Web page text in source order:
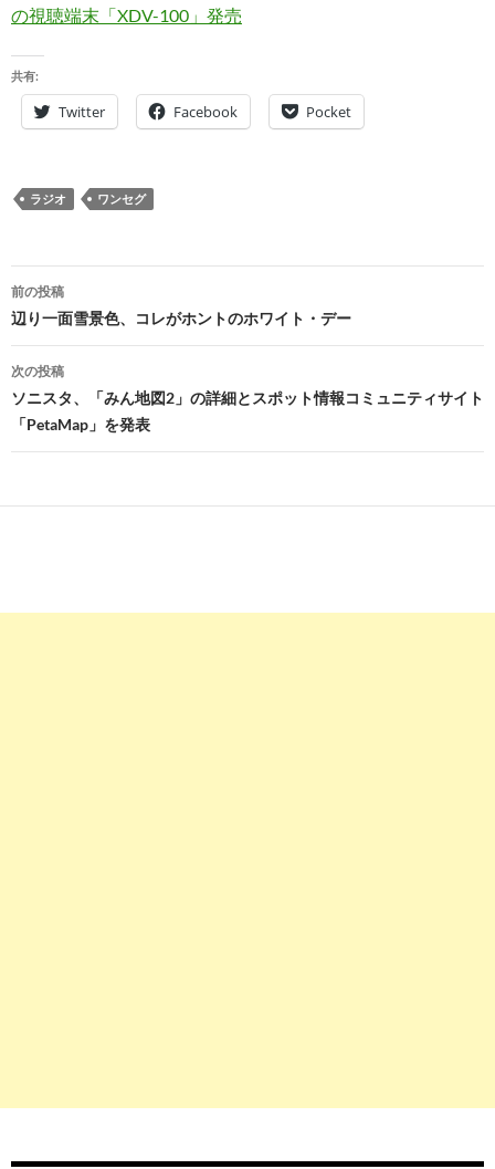
の視聴端末「XDV-100」発売
共有:
Twitter Facebook Pocket
ラジオ ワンセグ
投
稿
ナ
ビ
ゲ
シ
前の投稿
辺り一面雪景色、コレがホントのホワイト・デー
次の投稿
ソニスタ、「みん地図2」の詳細とスポット情報コミュニティサイト
「PetaMap」を発表